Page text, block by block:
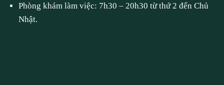
Phòng khám làm việc: 7h30 – 20h30 từ thứ 2 đến Chủ
Nhật.